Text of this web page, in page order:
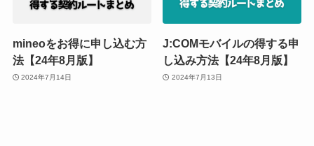
mineoをお得に申し込む方
法【24年8月版】
2024年7月14日
J:COMモバイルの得する申
し込み方法【24年8月版】
2024年7月13日